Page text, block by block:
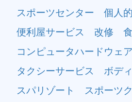
スポーツセンター
個人的
便利屋サービス
改修
コンピュータハードウェ
タクシーサービス
ボデ
スパリゾート
スポーツ